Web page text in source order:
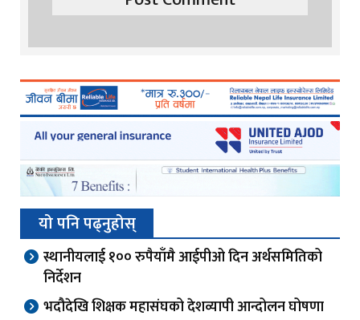
यो पनि पढ्नुहोस्
स्थानीयलाई १०० रुपैयाँमै आईपीओ दिन अर्थसमितिको
निर्देशन
भदौदेखि शिक्षक महासंघको देशव्यापी आन्दोलन घोषणा